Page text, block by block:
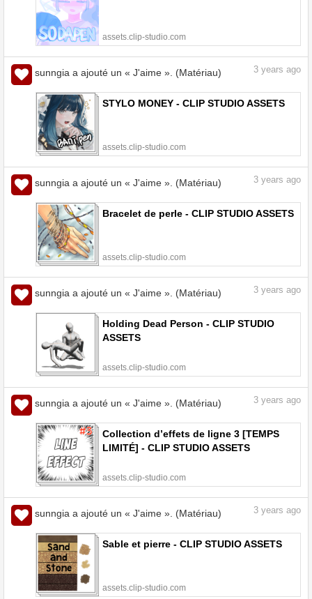
assets.clip-studio.com
sunngia a ajouté un « J'aime ». (Matériau) 3 years ago
STYLO MONEY - CLIP STUDIO ASSETS
assets.clip-studio.com
sunngia a ajouté un « J'aime ». (Matériau) 3 years ago
Bracelet de perle - CLIP STUDIO ASSETS
assets.clip-studio.com
sunngia a ajouté un « J'aime ». (Matériau) 3 years ago
Holding Dead Person - CLIP STUDIO
ASSETS
assets.clip-studio.com
sunngia a ajouté un « J'aime ». (Matériau) 3 years ago
Collection d’effets de ligne 3 [TEMPS
LIMITÉ] - CLIP STUDIO ASSETS
assets.clip-studio.com
sunngia a ajouté un « J'aime ». (Matériau) 3 years ago
Sable et pierre - CLIP STUDIO ASSETS
assets.clip-studio.com